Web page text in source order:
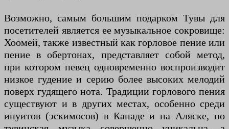
Возможно, самым большим подарком Тувы для
посетителей является ее музыкальное сокровище:
Хоомей, также известный как горловое пение или
пение в обертонах, представляет собой метод,
при котором певец одновременно воспроизводит
низкое гудение и серию более высоких мелодий
поверх гудящего нота. Традиции горлового пения
существуют и в других местах, особенно среди
инуитов (эскимосов) в Канаде и на Аляске, но